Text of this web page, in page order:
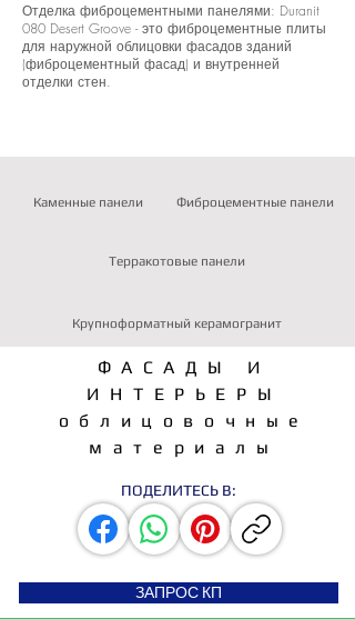
Отделка фиброцементными панелями: Duranit
080 Desert Groove - это фиброцементные плиты
для наружной облицовки фасадов зданий
(фиброцементный фасад) и внутренней
отделки стен.
Каменные панели Фиброцементные панели
Терракотовые панели
Крупноформатный керамогранит
ФАСАДЫ И
ИНТЕРЬЕРЫ
облицовочные
материалы
ПОДЕЛИТЕСЬ В:
ЗАПРОС КП